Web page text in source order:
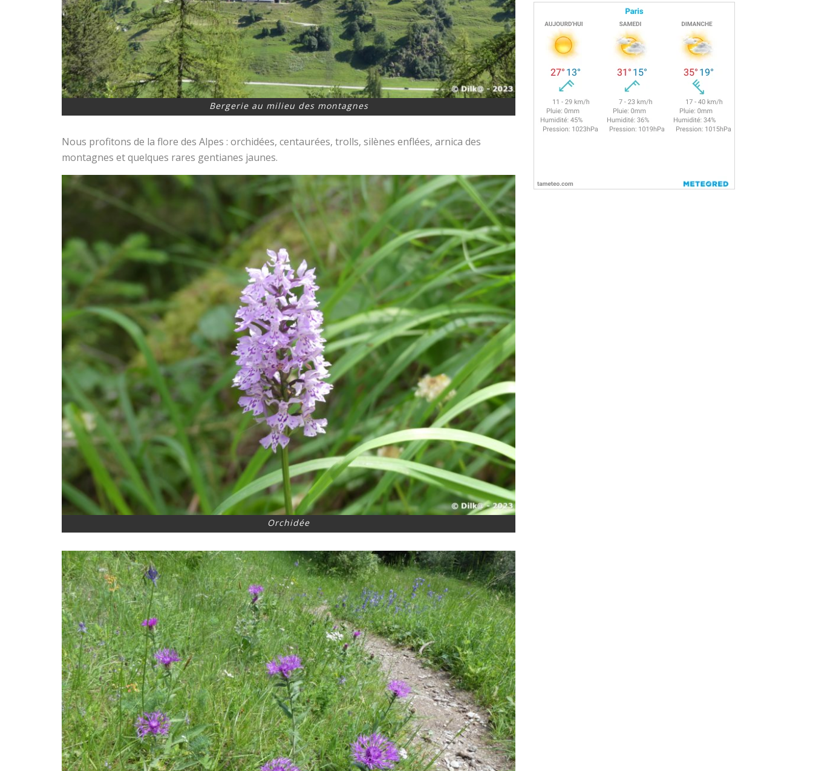
Bergerie au milieu des montagnes
Nous profitons de la flore des Alpes : orchidées, centaurées, trolls, silènes enflées, arnica des
montagnes et quelques rares gentianes jaunes.
Orchidée